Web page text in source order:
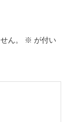
ん。 ※ が付い